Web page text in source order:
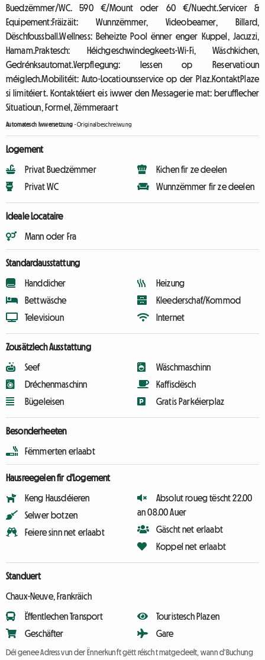
Buedzëmmer/WC. 590 €/Mount oder 60 €/Nuecht.Servicer &
Equipement:Fräizäit: Wunnzëmmer, Videobeamer, Billard,
Dëschfoussball.Wellness: Beheizte Pool ënner enger Kuppel, Jacuzzi,
Hamam.Praktesch: Héichgeschwindegkeets-Wi-Fi, Wäschkichen,
Gedrénksautomat.Verpflegung: Iessen op Reservatioun
méiglech.Mobilitéit: Auto-Locatiounsservice op der Plaz.KontaktPlaze
si limitéiert. Kontaktéiert eis iwwer den Messagerie mat: berufflecher
Situatioun, Formel, Zëmmeraart
Automatesch Iwwersetzung -Originalbeschreiwung
Logement
Privat Buedzëmmer
Privat WC
Kichen fir ze deelen
Wunnzëmmer fir ze deelen
Ideale Locataire
Mann oder Fra
Standardausstattung
Handdicher
Bettwäsche
Televisioun
Heizung
Kleederschaf/Kommod
Internet
Zousätzlech Ausstattung
Seef
Dréchenmaschinn
Bügeleisen
Wäschmaschinn
Kaffisdësch
Gratis Parkéierplaz
Besonderheeten
Fëmmerten erlaabt
Hausreegelen fir d'Logement
Keng Hausdéieren
Selwer botzen
Feiere sinn net erlaabt
Absolut roueg tëscht 22.00
an 08.00 Auer
Gäscht net erlaabt
Koppel net erlaabt
Standuert
Chaux-Neuve, Frankräich
Ëffentlechen Transport
Geschäfter
Touristesch Plazen
Gare
Déi genee Adress vun der Ënnerkunft gëtt réischt matgedeelt, wann d'Buchung